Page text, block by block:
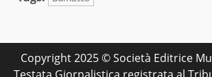
Copyright 2025 © Società Editrice